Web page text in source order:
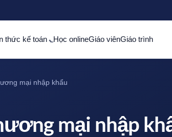
thức kế toán Học onlineGiáo viênGiáo trình
mại nhập khẩu
mại nhập